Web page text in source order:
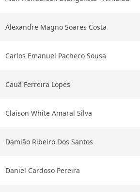
Alexandre Magno Soares Costa
Carlos Emanuel Pacheco Sousa
Cauã Ferreira Lopes
Claison White Amaral Silva
Damião Ribeiro Dos Santos
Daniel Cardoso Pereira